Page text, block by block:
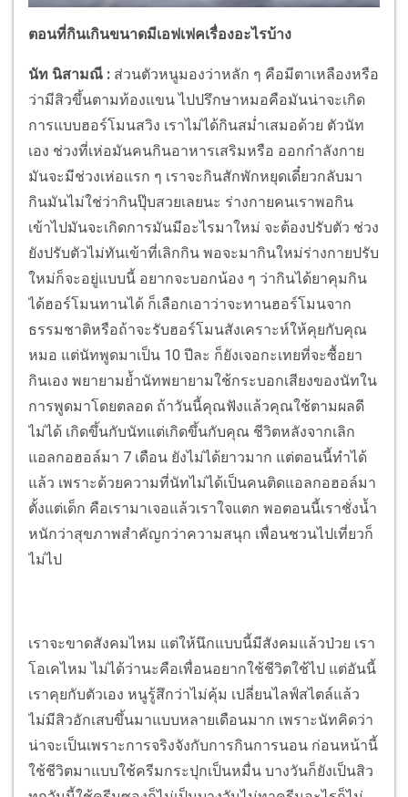
ตอนที่กินเกินขนาดมีเอฟเฟคเรื่องอะไรบ้าง
นัท นิสามณี : ส่วนตัวหนูมองว่าหลัก ๆ คือมีตาเหลืองหรือ
ว่ามีสิวขึ้นตามท้องแขน ไปปรึกษาหมอคือมันน่าจะเกิด
การแบบฮอร์โมนสวิง เราไม่ได้กินสม่ำเสมอด้วย ตัวนัท
เอง ช่วงที่เห่อมันคนกินอาหารเสริมหรือ ออกกำลังกาย
มันจะมีช่วงเห่อแรก ๆ เราจะกินสักพักหยุดเดี๋ยวกลับมา
กินมันไม่ใช่ว่ากินปุ๊บสวยเลยนะ ร่างกายคนเราพอกิน
เข้าไปมันจะเกิดการมันมีอะไรมาใหม่ จะต้องปรับตัว ช่วง
ยังปรับตัวไม่ทันเข้าที่เลิกกิน พอจะมากินใหม่ร่างกายปรับ
ใหม่ก็จะอยู่แบบนี้ อยากจะบอกน้อง ๆ ว่ากินได้ยาคุมกิน
ได้ฮอร์โมนทานได้ ก็เลือกเอาว่าจะทานฮอร์โมนจาก
ธรรมชาติหรือถ้าจะรับฮอร์โมนสังเคราะห์ให้คุยกับคุณ
หมอ แต่นัทพูดมาเป็น 10 ปีละ ก็ยังเจอกะเทยที่จะซื้อยา
กินเอง พยายามย้ำนัทพยายามใช้กระบอกเสียงของนัทใน
การพูดมาโดยตลอด ถ้าวันนี้คุณฟังแล้วคุณใช้ตามผลดี
ไม่ได้ เกิดขึ้นกับนัทแต่เกิดขึ้นกับคุณ ชีวิตหลังจากเลิก
แอลกอฮอล์มา 7 เดือน ยังไม่ได้ยาวมาก แต่ตอนนี้ทำได้
แล้ว เพราะด้วยความที่นัทไม่ได้เป็นคนติดแอลกอฮอล์มา
ตั้งแต่เด็ก คือเรามาเจอแล้วเราใจแตก พอตอนนี้เราชั่งน้ำ
หนักว่าสุขภาพสำคัญกว่าความสนุก เพื่อนชวนไปเที่ยวก็
ไม่ไป
เราจะขาดสังคมไหม แต่ให้นึกแบบนี้มีสังคมแล้วป่วย เรา
โอเคไหม ไม่ได้ว่านะคือเพื่อนอยากใช้ชีวิตใช้ไป แต่อันนี้
เราคุยกับตัวเอง หนูรู้สึกว่าไม่คุ้ม เปลี่ยนไลฟ์สไตล์แล้ว
ไม่มีสิวอักเสบขึ้นมาแบบหลายเดือนมาก เพราะนัทคิดว่า
น่าจะเป็นเพราะการจริงจังกับการกินการนอน ก่อนหน้านี้
ใช้ชีวิตมาแบบใช้ครีมกระปุกเป็นหมื่น บางวันก็ยังเป็นสิว